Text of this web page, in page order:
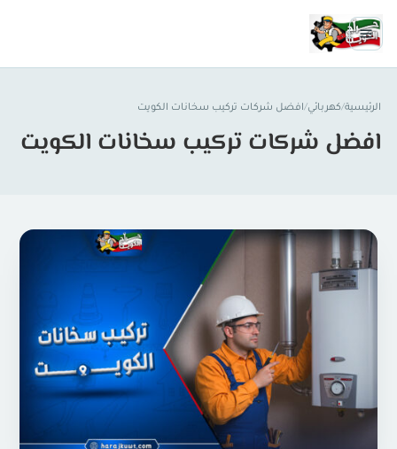
الرئيسية/كهربائي/افضل شركات تركيب سخانات الكويت
افضل شركات تركيب سخانات الكويت